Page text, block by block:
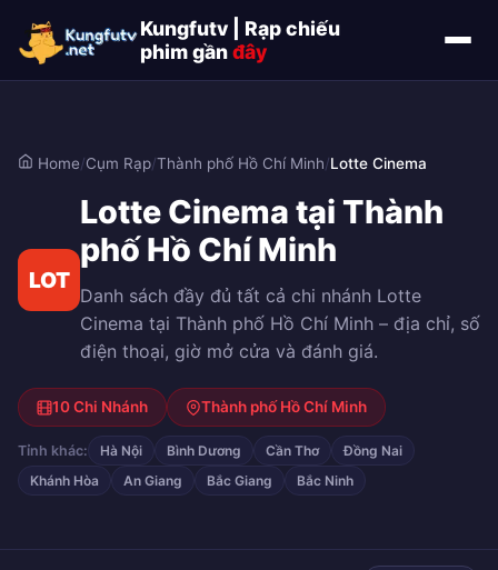
Kungfutv | Rạp chiếu
phim gầnđây
Home/Cụm Rạp/Thành phố Hồ Chí Minh/Lotte Cinema
LOT
Lotte Cinema tại Thành
phố Hồ Chí Minh
Danh sách đầy đủ tất cả chi nhánh Lotte
Cinema tại Thành phố Hồ Chí Minh – địa chỉ, số
điện thoại, giờ mở cửa và đánh giá.
10 Chi Nhánh Thành phố Hồ Chí Minh
Tỉnh khác: Hà Nội Bình Dương Cần Thơ
Đồng Nai
Khánh Hòa
An Giang Bắc Giang Bắc Ninh